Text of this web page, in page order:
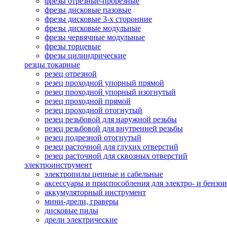
фрезы дисковые пазовые
фрезы дисковые 3-х сторонние
фрезы дисковые модульные
фрезы червячные модульные
фрезы торцевые
фрезы цилиндрические
резцы токарные
резец отрезной
резец проходной упорный прямой
резец проходной упорный изогнутый
резец проходной прямой
резец проходной отогнутый
резец резьбовой для наружной резьбы
резец резьбовой для внутренней резьбы
резец подрезной отогнутый
резец расточной для глухих отверстий
резец расточной для сквозных отверстий
электроинструмент
электропилы цепные и сабельные
аксессуары и приспособления для электро- и
аккумуляторный инструмент
мини-дрели, граверы
дисковые пилы
дрели электрические